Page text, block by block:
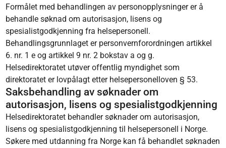
Formålet med behandlingen av personopplysninger er å
behandle søknad om autorisasjon, lisens og
spesialistgodkjenning fra helsepersonell.
Behandlingsgrunnlaget er personvernforordningen artikkel
6. nr. 1 e og artikkel 9 nr. 2 bokstav a og g.
Helsedirektoratet utøver offentlig myndighet som
direktoratet er lovpålagt etter helsepersonelloven § 53.
Saksbehandling av søknader om
autorisasjon, lisens og spesialistgodkjenning
Helsedirektoratet behandler søknader om autorisasjon,
lisens og spesialistgodkjenning til helsepersonell i Norge.
Søkere med utdanning fra Norge kan få behandlet søknaden